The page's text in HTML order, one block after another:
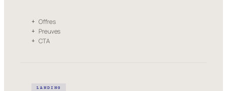
+ Offres
+ Preuves
+ CTA
LANDING